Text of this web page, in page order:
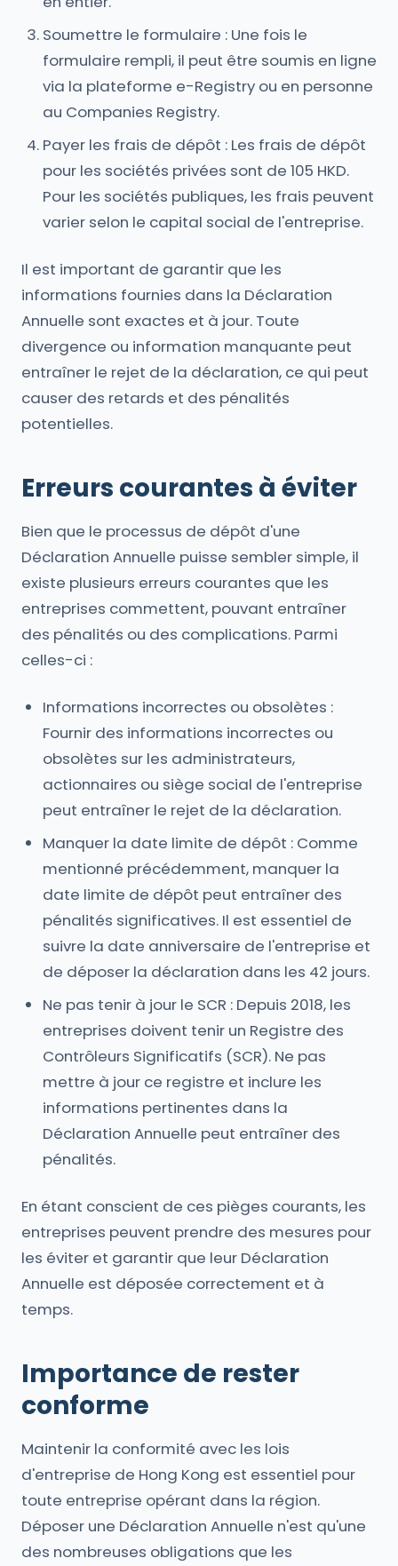
Soumettre le formulaire : Une fois le
formulaire rempli, il peut être soumis en ligne
via la plateforme e-Registry ou en personne
au Companies Registry.
Payer les frais de dépôt : Les frais de dépôt
pour les sociétés privées sont de 105 HKD.
Pour les sociétés publiques, les frais peuvent
varier selon le capital social de l'entreprise.
Il est important de garantir que les
informations fournies dans la Déclaration
Annuelle sont exactes et à jour. Toute
divergence ou information manquante peut
entraîner le rejet de la déclaration, ce qui peut
causer des retards et des pénalités
potentielles.
Erreurs courantes à éviter
Bien que le processus de dépôt d'une
Déclaration Annuelle puisse sembler simple, il
existe plusieurs erreurs courantes que les
entreprises commettent, pouvant entraîner
des pénalités ou des complications. Parmi
celles-ci :
Informations incorrectes ou obsolètes :
Fournir des informations incorrectes ou
obsolètes sur les administrateurs,
actionnaires ou siège social de l'entreprise
peut entraîner le rejet de la déclaration.
Manquer la date limite de dépôt : Comme
mentionné précédemment, manquer la
date limite de dépôt peut entraîner des
pénalités significatives. Il est essentiel de
suivre la date anniversaire de l'entreprise et
de déposer la déclaration dans les 42 jours.
Ne pas tenir à jour le SCR : Depuis 2018, les
entreprises doivent tenir un Registre des
Contrôleurs Significatifs (SCR). Ne pas
mettre à jour ce registre et inclure les
informations pertinentes dans la
Déclaration Annuelle peut entraîner des
pénalités.
En étant conscient de ces pièges courants, les
entreprises peuvent prendre des mesures pour
les éviter et garantir que leur Déclaration
Annuelle est déposée correctement et à
temps.
Importance de rester
conforme
Maintenir la conformité avec les lois
d'entreprise de Hong Kong est essentiel pour
toute entreprise opérant dans la région.
Déposer une Déclaration Annuelle n'est qu'une
des nombreuses obligations que les